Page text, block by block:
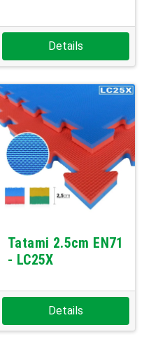
Details
Tatami 2.5cm EN71
- LC25X
Details